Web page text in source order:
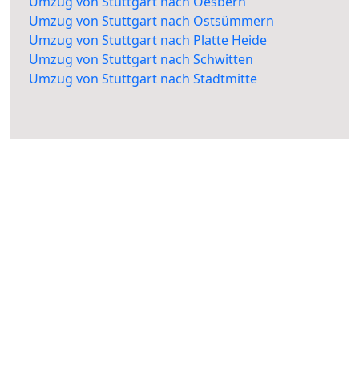
Umzug von Stuttgart nach Ostsümmern
Umzug von Stuttgart nach Platte Heide
Umzug von Stuttgart nach Schwitten
Umzug von Stuttgart nach Stadtmitte